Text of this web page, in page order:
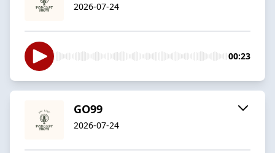
2026-07-24
00:23
GO99
2026-07-24